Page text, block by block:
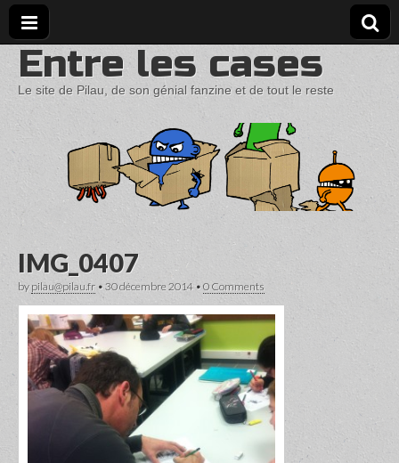
Entre les cases
Le site de Pilau, de son génial fanzine et de tout le reste
IMG_0407
by pilau@pilau.fr • 30 décembre 2014 •0 Comments